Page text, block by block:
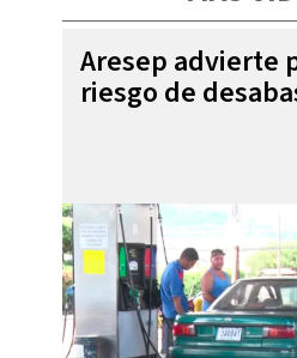
Aresep advierte
riesgo de